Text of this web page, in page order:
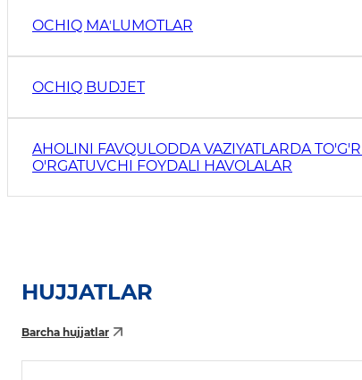
OCHIQ MAʼLUMOTLAR
OCHIQ BUDJET
AHOLINI FAVQULODDA VAZIYATLARDA
O'RGATUVCHI FOYDALI HAVOLALAR
HUJJATLAR
Barcha hujjatlar